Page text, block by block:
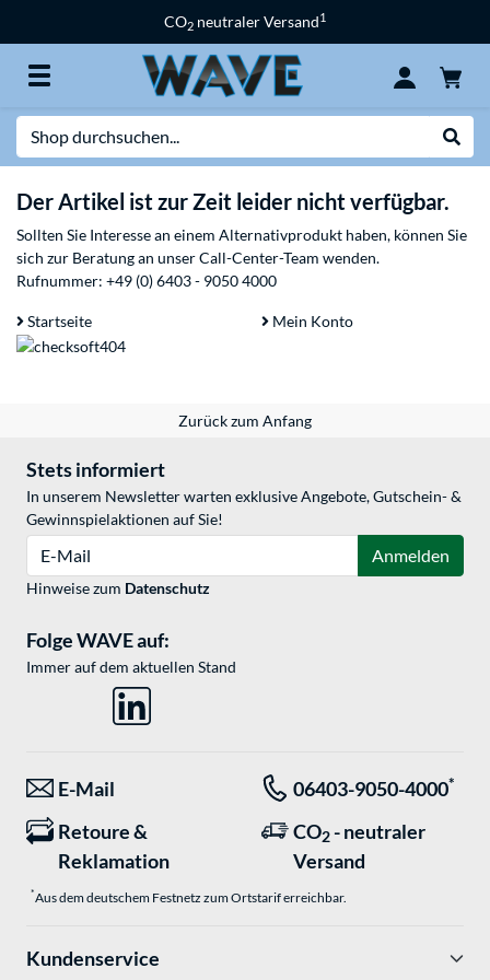
CO2 neutraler Versand1
Der Artikel ist zur Zeit leider nicht verfügbar.
Sollten Sie Interesse an einem Alternativprodukt haben, können Sie
sich zur Beratung an unser Call-Center-Team wenden.
Rufnummer: +49 (0) 6403 - 9050 4000
Startseite Mein Konto
Zurück zum Anfang
Stets informiert
In unserem Newsletter warten exklusive Angebote, Gutschein- &
Gewinnspielaktionen auf Sie!
Anmelden
Hinweise zum Datenschutz
Folge WAVE auf:
Immer auf dem aktuellen Stand
E-Mail 06403-9050-4000*
Retoure &
Reklamation
CO2 - neutraler
Versand
*Aus dem deutschem Festnetz zum Ortstarif erreichbar.
Kundenservice